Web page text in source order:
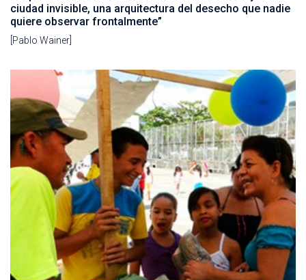
ciudad invisible, una arquitectura del desecho que nadie
quiere observar frontalmente”
[Pablo Wainer]